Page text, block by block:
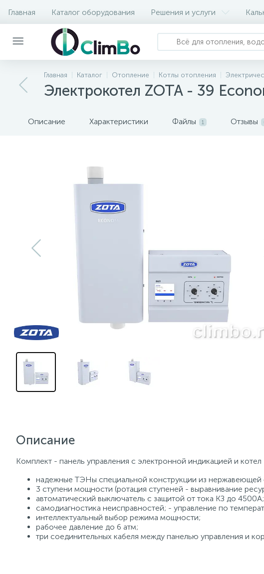
Главная Каталог оборудования Решения и услуги
Главная Каталог Отопление Котлы отопления
Электрокотел ZOTA - 39
Описание Характеристики Файлы 1 Отзывы
Описание
Комплект - панель управления с электронной индикацией и котел
надежные ТЭНы специальной конструкции из нержавеющей
3 ступени мощности (ротация ступеней - выравнивание
автоматический выключатель с защитой от тока КЗ до
самодиагностика неисправностей; - управление по
интеллектуальный выбор режима мощности;
рабочее давление до 6 атм;
три соединительных кабеля между панелью управления и